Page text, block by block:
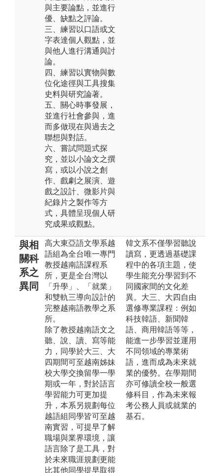
與主要論點，並進行
優、缺點之評論。
三、練習以口語或文
字表達個人觀點，並
與他人進行溝通與討
論。
四、練習以實物與數
位化途徑與工具搜集
史料與研究論著。
五、關心時事發展，
並進行社會參與，進
而多做現在與過去之
聯想與對話。
六、嘗試問題式探
究，並以小論文之撰
寫，或以小說之創
作、戲劇之展演、遊
戲之設計、微影片與
紀錄片之製作等方
式，具體呈現個人研
究成果或觀點。
與相
關科
系之
異同
高大東亞語文學系越
語組為全台唯一專門
教授越南語課程系
所，更是全台灣以
「升學」、「就業」
和雙軌三導向設計的
完整越南語教學之系
所。
除了教授越南語文之
聽、說、讀、寫等能
力，同學於大三、大
四期間可至越南姊妹
校大學交換留學一學
期或一年，對於語言
學習能力可更加提
升，本系另規劃每位
越語組同學皆可至越
南實習，可提早了解
職場與業界環境，讓
語言除了是工具，對
於未來職涯規劃更能
比其他同學提早取得
韓文系不僅學習聽說
讀寫，更透過基礎課
程中的各項主題，使
學生能充分學習到不
同國家間的文化差
異。大三、大四自由
選修專業課程：例如
科技韓語、新聞韓
語、商用韓語等等，
能進一步學習並運用
不同領域的專業術
語，進而成為未來就
業的優勢。在學期間
亦可修讀全校一般選
修科目，作為未來報
考公務人員或就業的
基石。